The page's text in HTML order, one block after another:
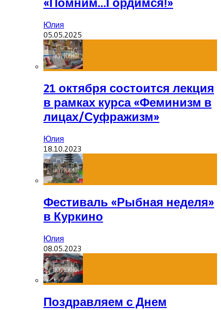
Юлия
05.05.2025
21 октября состоится лекция
в рамках курса «Феминизм в
лицах/Суфражизм»
Юлия
18.10.2023
Фестиваль «Рыбная неделя»
в Куркино
Юлия
08.05.2023
Поздравляем с Днем